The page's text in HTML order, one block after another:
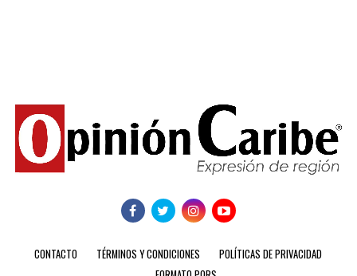
CONTACTO TÉRMINOS Y CONDICIONES
POLÍTICAS DE PRIVACIDAD